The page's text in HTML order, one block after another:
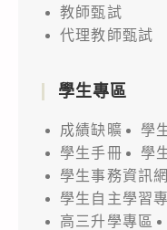
教師甄試
代理教師甄試
學生專區
成績缺曠
學
學生手冊
學
學生事務資訊網
學生自主學習
高三升學專區